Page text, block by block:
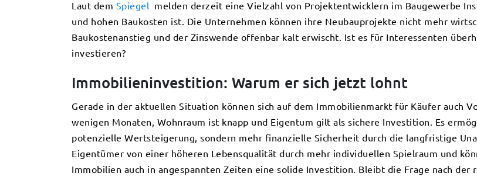
Laut dem Spiegel melden derzeit eine Vielzahl von Projektentwicklern im Baugewerbe
und hohen Baukosten ist. Die Unternehmen können ihre Neubauprojekte nicht mehr
Baukostenanstieg und der Zinswende offenbar kalt erwischt. Ist es für Interessenten
investieren?
Immobilieninvestition: Warum er sich jetzt lohnt
Gerade in der aktuellen Situation können sich auf dem Immobilienmarkt für Käufer auch
wenigen Monaten, Wohnraum ist knapp und Eigentum gilt als sichere Investition. Es
potenzielle Wertsteigerung, sondern mehr finanzielle Sicherheit durch die langfristige
Eigentümer von einer höheren Lebensqualität durch mehr individuellen Spielraum und
Immobilien auch in angespannten Zeiten eine solide Investition. Bleibt die Frage nach